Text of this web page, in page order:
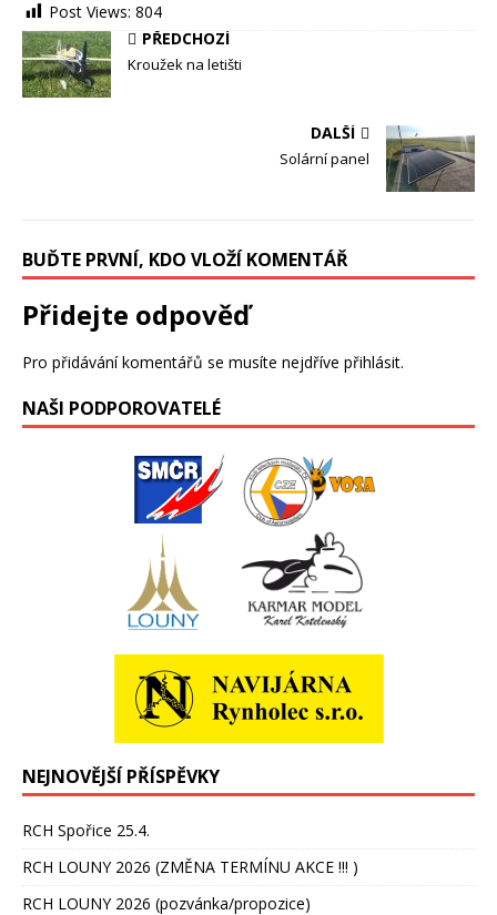
Post Views: 804
PŘEDCHOZÍ
Kroužek na letišti
DALŠÍ
Solární panel
BUĎTE PRVNÍ, KDO VLOŽÍ KOMENTÁŘ
Přidejte odpověď
Pro přidávání komentářů se musíte nejdříve přihlásit.
NAŠI PODPOROVATELÉ
NEJNOVĚJŠÍ PŘÍSPĚVKY
RCH Spořice 25.4.
RCH LOUNY 2026 (ZMĚNA TERMÍNU AKCE !!! )
RCH LOUNY 2026 (pozvánka/propozice)